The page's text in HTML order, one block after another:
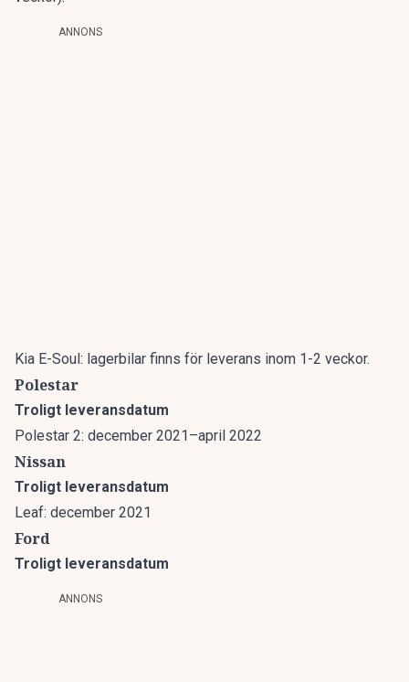
ANNONS
Kia E-Soul: lagerbilar finns för leverans inom 1-2 veckor.
Polestar
Troligt leveransdatum
Polestar 2: december 2021–april 2022
Nissan
Troligt leveransdatum
Leaf: december 2021
Ford
Troligt leveransdatum
ANNONS